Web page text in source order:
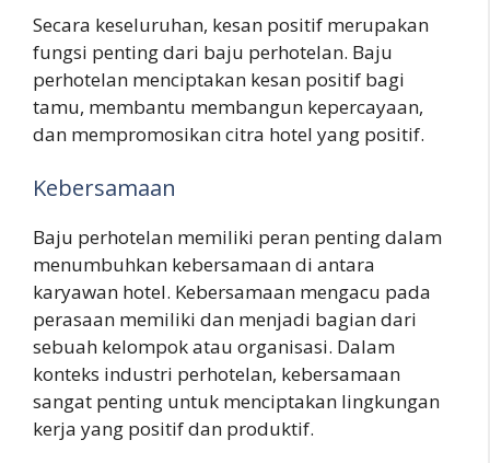
Secara keseluruhan, kesan positif merupakan
fungsi penting dari baju perhotelan. Baju
perhotelan menciptakan kesan positif bagi
tamu, membantu membangun kepercayaan,
dan mempromosikan citra hotel yang positif.
Kebersamaan
Baju perhotelan memiliki peran penting dalam
menumbuhkan kebersamaan di antara
karyawan hotel. Kebersamaan mengacu pada
perasaan memiliki dan menjadi bagian dari
sebuah kelompok atau organisasi. Dalam
konteks industri perhotelan, kebersamaan
sangat penting untuk menciptakan lingkungan
kerja yang positif dan produktif.